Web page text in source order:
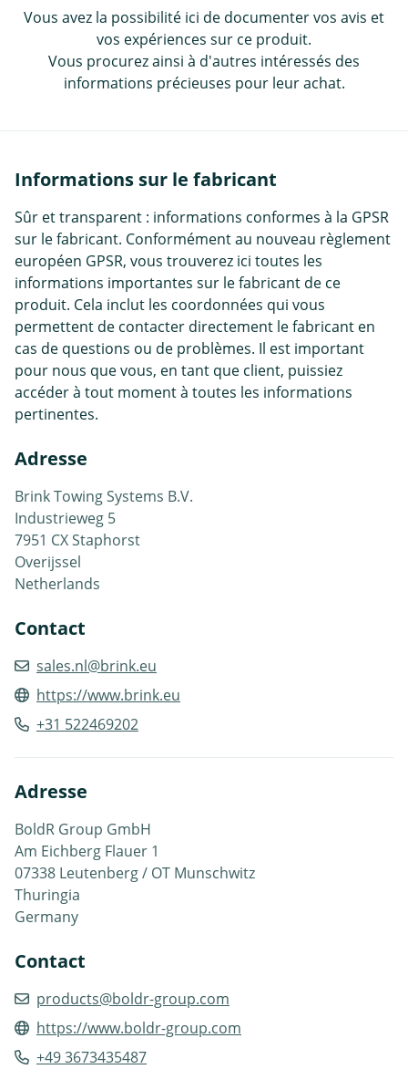
Vous avez la possibilité ici de documenter vos avis et
vos expériences sur ce produit.
Vous procurez ainsi à d'autres intéressés des
informations précieuses pour leur achat.
Informations sur le fabricant
Sûr et transparent : informations conformes à la GPSR
sur le fabricant. Conformément au nouveau règlement
européen GPSR, vous trouverez ici toutes les
informations importantes sur le fabricant de ce
produit. Cela inclut les coordonnées qui vous
permettent de contacter directement le fabricant en
cas de questions ou de problèmes. Il est important
pour nous que vous, en tant que client, puissiez
accéder à tout moment à toutes les informations
pertinentes.
Adresse
Brink Towing Systems B.V.
Industrieweg 5
7951 CX Staphorst
Overijssel
Netherlands
Contact
sales.nl@brink.eu
https://www.brink.eu
+31 522469202
Adresse
BoldR Group GmbH
Am Eichberg Flauer 1
07338 Leutenberg / OT Munschwitz
Thuringia
Germany
Contact
products@boldr-group.com
https://www.boldr-group.com
+49 3673435487